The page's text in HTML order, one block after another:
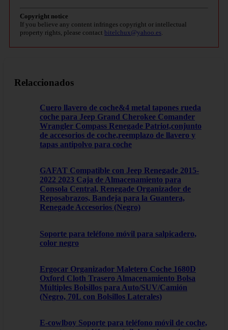
Copyright notice
If you believe any content infringes copyright or intellectual
property rights, please contact bitelchux@yahoo.es
Relaccionados
Cuero llavero de coche&4 metal tapones rueda
coche para Jeep Grand Cherokee Comander
Wrangler Compass Renegade Patriot,conjunto
de accesorios de coche,reemplazo de llavero y
tapas antipolvo para coche
GAFAT Compatible con Jeep Renegade 2015-
2022 2023 Caja de Almacenamiento para
Consola Central, Renegade Organizador de
Reposabrazos, Bandeja para la Guantera,
Renegade Accesorios (Negro)
Soporte para teléfono móvil para salpicadero,
color negro
Ergocar Organizador Maletero Coche 1680D
Oxford Cloth Trasero Almacenamiento Bolsa
Múltiples Bolsillos para Auto/SUV/Camión
(Negro, 70L con Bolsillos Laterales)
E-cowlboy Soporte para teléfono móvil de coche,